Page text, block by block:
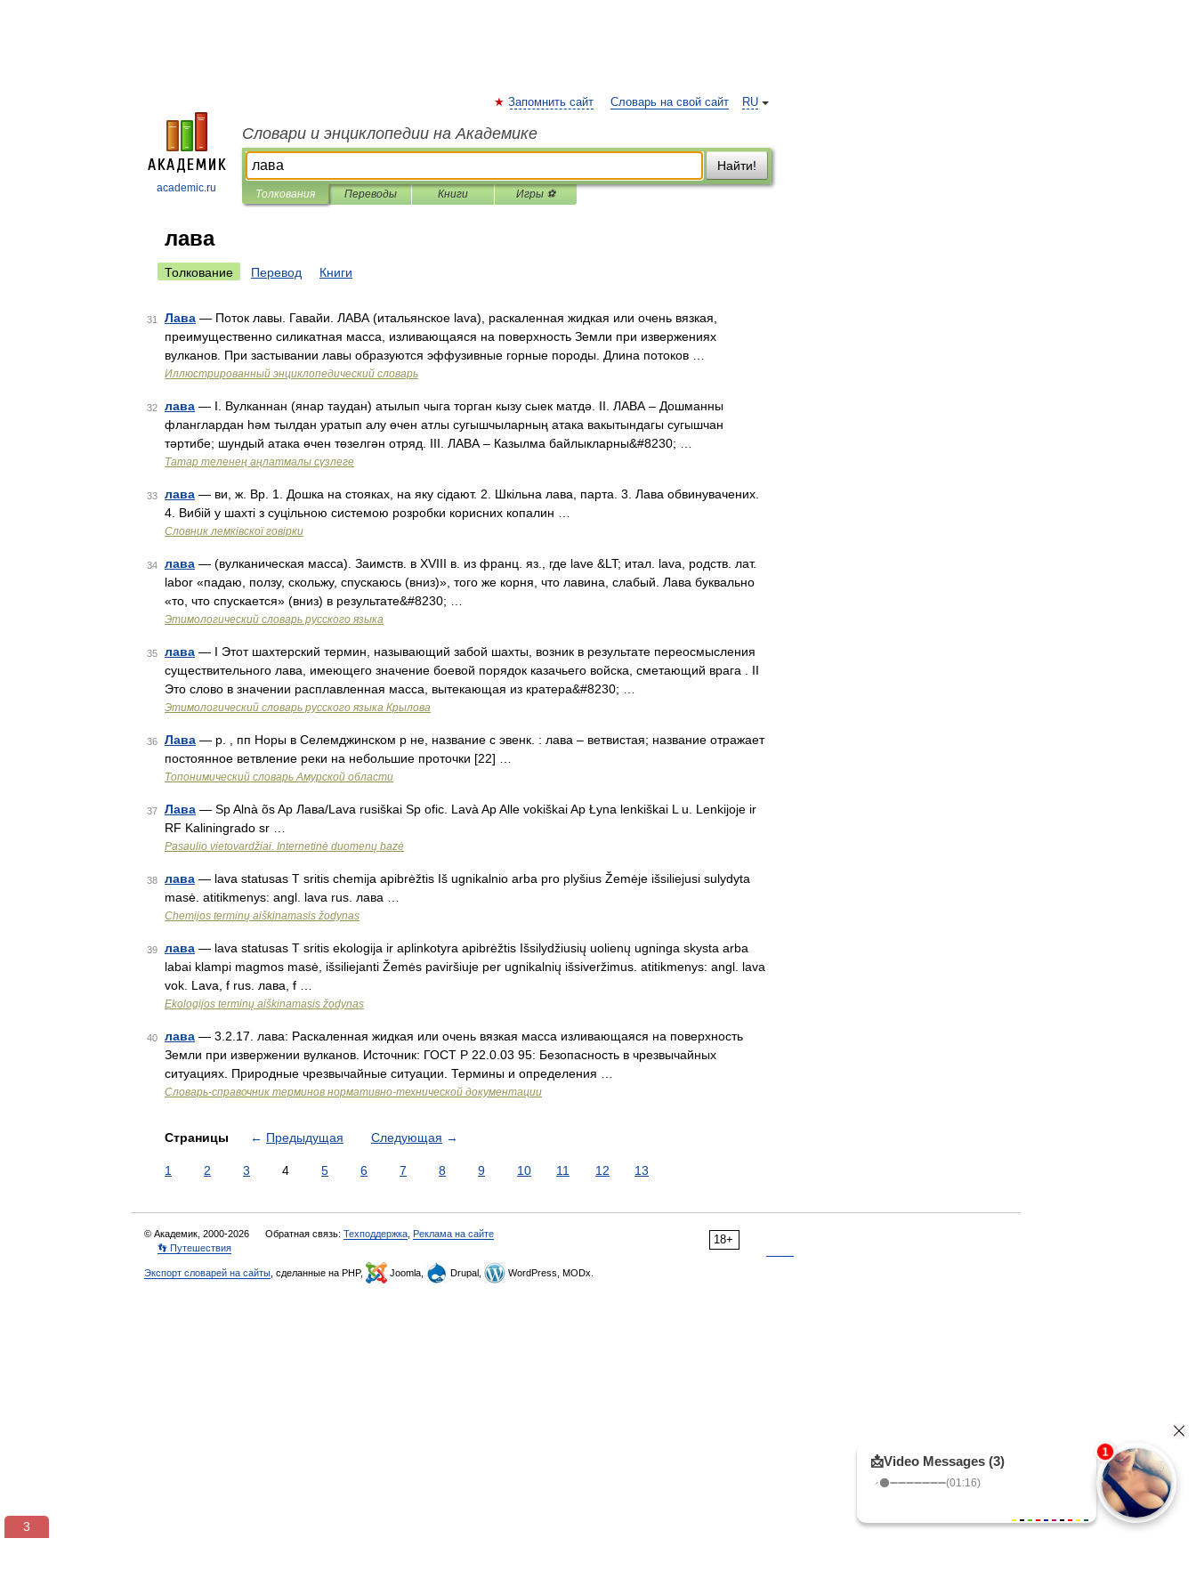
academic.ru
RU
Запомнить сайт Словарь на свой сайт
Словари и энциклопедии на Академике
Найти!
Толкования Переводы Книги Игры ⚽
лава
Толкование Перевод Книги
31 Лава — Поток лавы. Гавайи. ЛАВА (итальянское lava), раскаленная жидкая или очень вязкая,
преимущественно силикатная масса, изливающаяся на поверхность Земли при извержениях
вулканов. При застывании лавы образуются эффузивные горные породы. Длина потоков …
Иллюстрированный энциклопедический словарь
32 лава — I. Вулканнан (янар таудан) атылып чыга торган кызу сыек матдә. II. ЛАВА – Дошманны
фланглардан һәм тылдан уратып алу өчен атлы сугышчыларның атака вакытындагы сугышчан
тәртибе; шундый атака өчен төзелгән отряд. III. ЛАВА – Казылма байлыкларны&#8230; …
Татар теленең аңлатмалы сүзлеге
33 лава — ви, ж. Вр. 1. Дошка на стояках, на яку сідают. 2. Шкільна лава, парта. 3. Лава обвинувачених.
4. Вибій у шахті з суцільною системою розробки корисних копалин …
Словник лемківскої говірки
34 лава — (вулканическая масса). Заимств. в XVIII в. из франц. яз., где lave &LT; итал. lava, родств. лат.
labor «падаю, ползу, скольжу, спускаюсь (вниз)», того же корня, что лавина, слабый. Лава буквально
«то, что спускается» (вниз) в результате&#8230; …
Этимологический словарь русского языка
35 лава — I Этот шахтерский термин, называющий забой шахты, возник в результате переосмысления
существительного лава, имеющего значение боевой порядок казачьего войска, сметающий врага . II
Это слово в значении расплавленная масса, вытекающая из кратера&#8230; …
Этимологический словарь русского языка Крылова
36 Лава — р. , пп Норы в Селемджинском р не, название с эвенк. : лава – ветвистая; название отражает
постоянное ветвление реки на небольшие проточки [22] …
Топонимический словарь Амурской области
37 Лава — Sp Alnà õs Ap Лава/Lava rusiškai Sp ofic. Lavà Ap Alle vokiškai Ap Łyna lenkiškai L u. Lenkijoje ir
RF Kaliningrado sr …
Pasaulio vietovardžiai. Internetinė duomenų bazė
38 лава — lava statusas T sritis chemija apibrėžtis Iš ugnikalnio arba pro plyšius Žemėje išsiliejusi sulydyta
masė. atitikmenys: angl. lava rus. лава …
Chemijos terminų aiškinamasis žodynas
39 лава — lava statusas T sritis ekologija ir aplinkotyra apibrėžtis Išsilydžiusių uolienų ugninga skysta arba
labai klampi magmos masė, išsiliejanti Žemės paviršiuje per ugnikalnių išsiveržimus. atitikmenys: angl. lava
vok. Lava, f rus. лава, f …
Ekologijos terminų aiškinamasis žodynas
40 лава — 3.2.17. лава: Раскаленная жидкая или очень вязкая масса изливающаяся на поверхность
Земли при извержении вулканов. Источник: ГОСТ Р 22.0.03 95: Безопасность в чрезвычайных
ситуациях. Природные чрезвычайные ситуации. Термины и определения …
Словарь-справочник терминов нормативно-технической документации
Страницы ← Предыдущая Следующая →
1 2 3 4 5 6 7 8 9 10 11 12 13
18+
© Академик, 2000-2026 Обратная связь: Техподдержка Реклама на сайте
👣 Путешествия
Экспорт словарей на сайты , сделанные на PHP, Joomla, Drupal, WordPress, MODx.
3